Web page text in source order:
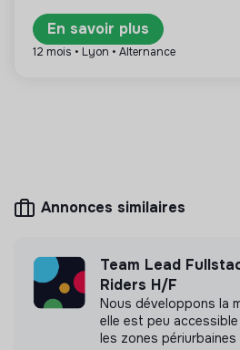
Plus d'informations
Labels et certifications
En savoir plus
12 mois • Lyon • Alternance
Annonces similaires
Team Lead
Riders H/F
Nous développons la
elle est peu
les zones